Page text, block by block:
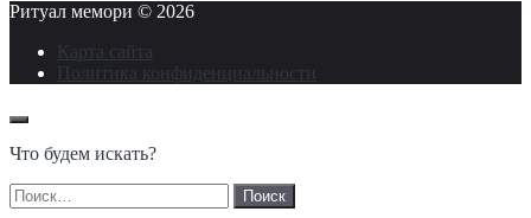
Ритуал мемори © 2026
Карта сайта
Политика конфиденциальности
Что будем искать?
Найти: